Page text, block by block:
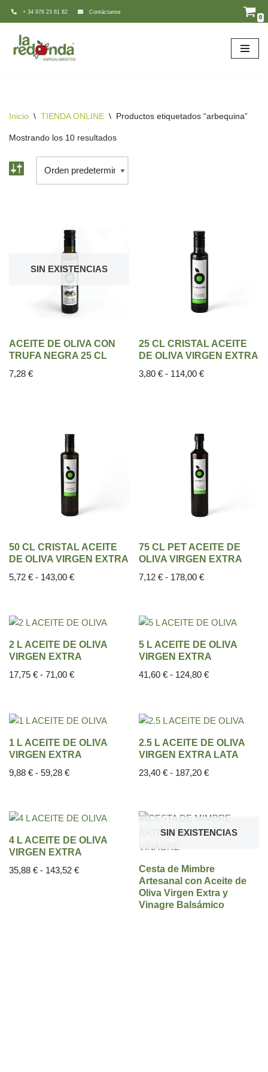
Saltar
al
contenido
+ 34 976 23 81 82
Contáctanos
0
Inicio \ TIENDA ONLINE \ Productos etiquetados “arbequina”
Mostrando los 10 resultados
SIN EXISTENCIAS
ACEITE DE OLIVA CON
TRUFA NEGRA 25 CL
7,28 €
25 CL CRISTAL ACEITE
DE OLIVA VIRGEN EXTRA
3,80€ - 114,00€
50 CL CRISTAL ACEITE
DE OLIVA VIRGEN EXTRA
5,72 € - 143,00 €
75 CL PET ACEITE DE
OLIVA VIRGEN EXTRA
7,12€ - 178,00€
2 L ACEITE DE OLIVA
VIRGEN EXTRA
17,75 € - 71,00 €
5 L ACEITE DE OLIVA
VIRGEN EXTRA
41,60€ - 124,80€
1 L ACEITE DE OLIVA
VIRGEN EXTRA
9,88 € - 59,28 €
2.5 L ACEITE DE OLIVA
VIRGEN EXTRA LATA
23,40€ - 187,20€
4 L ACEITE DE OLIVA
VIRGEN EXTRA
35,88 € - 143,52 €
SIN EXISTENCIAS
Cesta de Mimbre
Artesanal con Aceite de
Oliva Virgen Extra y
Vinagre Balsámico